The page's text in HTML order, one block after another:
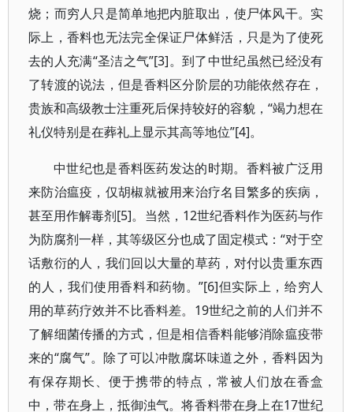
烧；而穷人只是简单地把内脏取出，使尸体风干。实
际上，香料也无法完全保证尸体鲜活，只是为了使死
去的人充满“圣洁之气”[3]。到了中世纪虽然已经没有
了转渡的说法，但是香料区分阶层的功能依然存在，
贵族和高级教士注重死后保持较好的容貌，“竭力想在
礼仪特别是在葬礼上显示其高等地位”[4]。
中世纪也是香料医药发达的时期。香料被广泛用
来防治瘟疫，仅胡椒就被用来治疗名目繁多的疾病，
甚至用作解毒剂[5]。当然，12世纪香料作为医药与作
为防腐剂一样，其等级区分也成了固定模式：“对于空
话敷衍的人，我们回以大量的草药，对付以贵重东西
的人，我们使用香料和药物。”[6]但实际上，给穷人
用的草药疗效并不比香料差。19世纪之前的人们并不
了解细菌传播的方式，但是相信香料能够消除瘟疫带
来的“腐气”。除了可以冲散腐坏味道之外，香料因为
有保存期长、便于携带的特点，常被人们放在香盒
中，带在身上，抵御浊气。将香料带在身上在17世纪